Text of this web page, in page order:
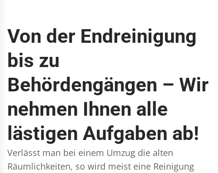
Von der Endreinigung
bis zu
Behördengängen – Wir
nehmen Ihnen alle
lästigen Aufgaben ab!
Verlässt man bei einem Umzug die alten
Räumlichkeiten, so wird meist eine Reinigung